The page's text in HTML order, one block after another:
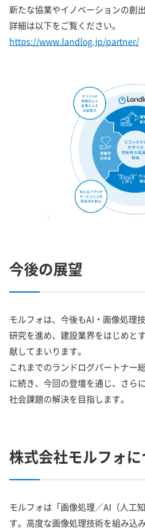
新たな協業やイノベーションの創
詳細は以下をご覧ください。
https://www.landlog.jp/partner/
今後の展望
モルフォは、今後もAI・画像処理
研究を進め、建設業界をはじめと
献してまいります。
これまでのランドログパートナー
に続き、今回の登壇を通じ、さら
社会課題の解決を目指します。
株式会社モルフォ
モルフォは「画像処理／AI（人工
す。高度な画像処理技術を組み込